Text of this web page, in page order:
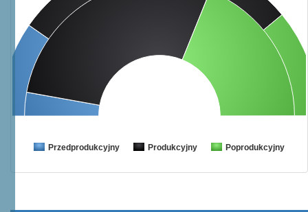
Przedprodukcyjny Produkcyjny Poprodukcyjny